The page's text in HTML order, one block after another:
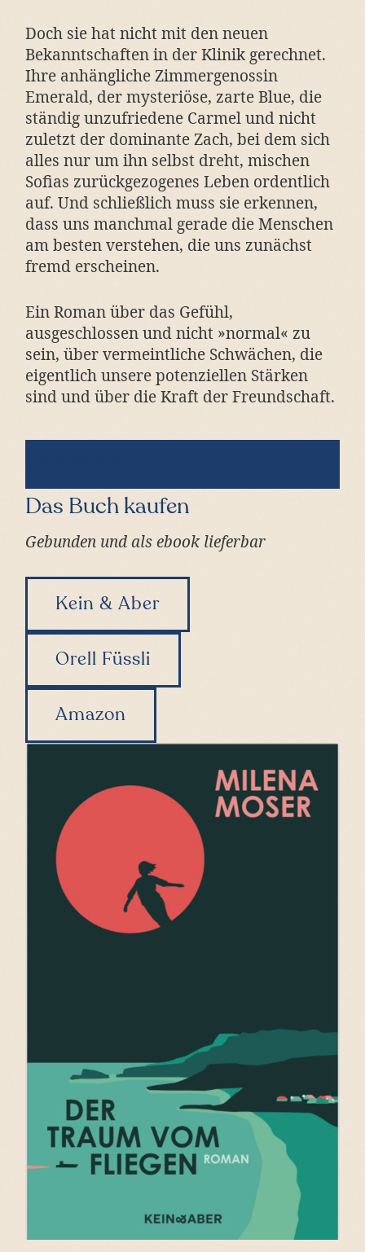
Doch sie hat nicht mit den neuen
Bekanntschaften in der Klinik gerechnet.
Ihre anhängliche Zimmergenossin
Emerald, der mysteriöse, zarte Blue, die
ständig unzufriedene Carmel und nicht
zuletzt der dominante Zach, bei dem sich
alles nur um ihn selbst dreht, mischen
Sofias zurückgezogenes Leben ordentlich
auf. Und schließlich muss sie erkennen,
dass uns manchmal gerade die Menschen
am besten verstehen, die uns zunächst
fremd erscheinen.
Ein Roman über das Gefühl,
ausgeschlossen und nicht »normal« zu
sein, über vermeintliche Schwächen, die
eigentlich unsere potenziellen Stärken
sind und über die Kraft der Freundschaft.
Das Buch kaufen
Gebunden und als ebook lieferbar
Kein & Aber
Orell Füssli
Amazon